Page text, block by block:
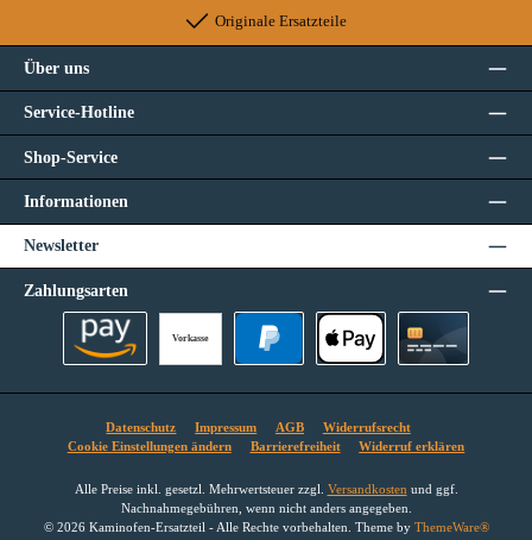
Originale Ersatzteile
Über uns
Service-Hotline
Shop-Service
Informationen
Newsletter
Zahlungsarten
Vorkasse
Datenschutz Impressum AGB
Widerrufsrecht
Cookie Einstellungen ändern
Barrierefreiheit Widerruf erklären
Alle Preise inkl. gesetzl. Mehrwertsteuer zzgl. Versandkosten und ggf.
Nachnahmegebühren, wenn nicht anders angegeben.
© 2026 Kaminofen-Ersatzteil - Alle Rechte vorbehalten. Theme by ThemeWare®